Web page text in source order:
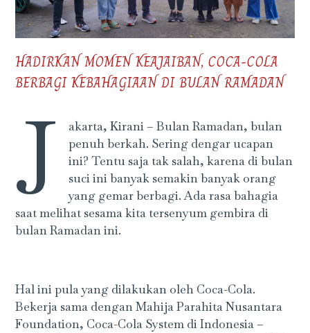
HADIRKAN MOMEN KEAJAIBAN, COCA-COLA
BERBAGI KEBAHAGIAAN DI BULAN RAMADAN
J
akarta, Kirani – Bulan Ramadan, bulan
penuh berkah. Sering dengar ucapan
ini? Tentu saja tak salah, karena di bulan
suci ini banyak semakin banyak orang
yang gemar berbagi. Ada rasa bahagia
saat melihat sesama kita tersenyum gembira di
bulan Ramadan ini.
Hal ini pula yang dilakukan oleh Coca-Cola.
Bekerja sama dengan Mahija Parahita Nusantara
Foundation, Coca-Cola System di Indonesia –